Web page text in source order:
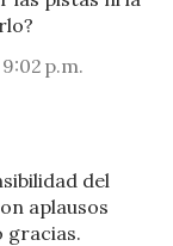
p.m.
del
aplausos
gracias.